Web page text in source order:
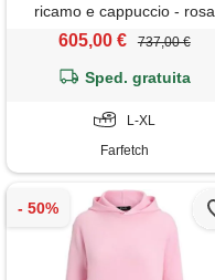
ricamo e cappuccio - rosa
605,00 € 737,00 €
Sped. gratuita
L-XL
Farfetch